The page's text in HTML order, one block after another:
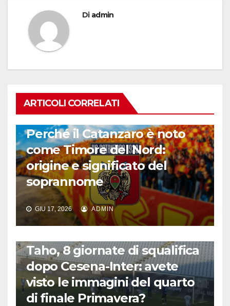
Di admin
ARTICOLI CORRELATI
Perché il Catanzaro è noto
come Timore del Nord:
origine e significato del
soprannome
GIU 17, 2026 ADMIN
Taho, 8 giornate di squalifica
dopo Cesena-Inter: avete
visto le immagini del quarto
di finale Primavera?